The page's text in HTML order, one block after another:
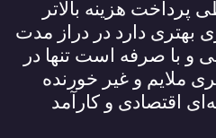
هزینه بالاتر
بهتری دارد در دراز مدت
و با صرفه است تنها در
ملایم و غیر خورنده
اقتصادی و کارآمد